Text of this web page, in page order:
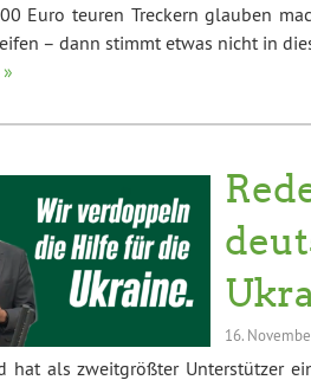
Euro teuren Treckern glauben
– dann stimmt etwas nicht in
16.
hat als zweitgrößter Unterstützer